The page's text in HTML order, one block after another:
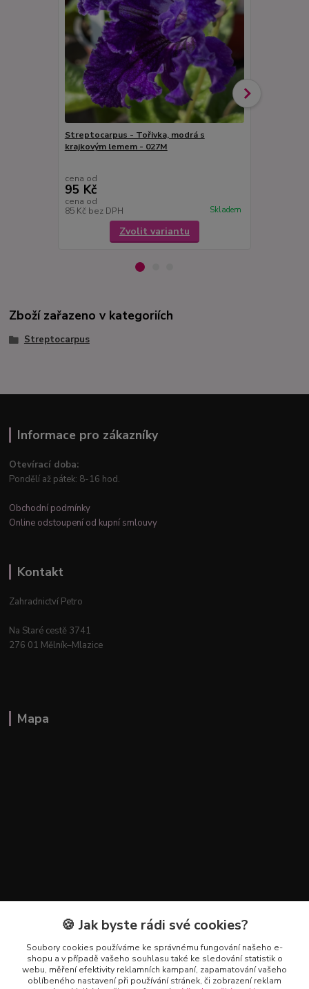
Streptocarpus - Tořivka, modrá s
krajkovým lemem - 027M
cena od
95 Kč
cena od
85 Kč bez DPH Skladem
Zvolit variantu
Zboží zařazeno v kategoriích
Streptocarpus
Informace pro zákazníky
Otevírací doba:
Pondělí až pátek: 8-16 hod.
Obchodní podmínky
Online odstoupení od kupní smlouvy
Kontakt
Zahradnictví Petro
Na Staré cestě 3741
276 01 Mělník–Mlazice
Mapa
Kontakty
+420 602 223 614
info@zahradnictvipetro.cz
🍪 Jak byste rádi své cookies?
Soubory cookies používáme ke správnému fungování našeho e-
shopu a v případě vašeho souhlasu také ke sledování statistik o
webu, měření efektivity reklamních kampaní, zapamatování vašeho
oblíbeného nastavení při používání stránek, či zobrazení reklam